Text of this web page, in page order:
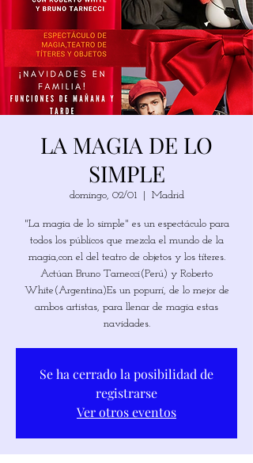
LA MAGIA DE LO
SIMPLE
domingo, 02/01
  |
Madrid
"La magia de lo simple" es un espectáculo para
todos los públicos que mezcla el mundo de la
magia,con el del teatro de objetos y los títeres.
Actúan Bruno Tarnecci(Perú) y Roberto
White(Argentina)Es un popurrí, de lo mejor de
ambos artistas, para llenar de magia estas
navidades.
Se ha cerrado la posibilidad de
registrarse
Ver otros eventos